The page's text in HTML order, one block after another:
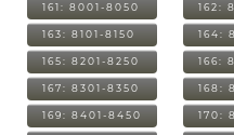
161: 8001-8050 162:
163: 8101-8150 164:
165: 8201-8250 166:
167: 8301-8350 168:
169: 8401-8450 170: